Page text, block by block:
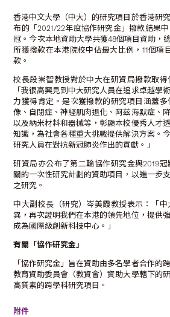
香港中文大學（中大）的研究項目於香港研
布的「2021/22年度協作研究金」撥款結果
冠。今次本地資助大學共獲48個項目資助，
所獲撥款在本港院校中佔最大比例，11個項
款。
校長段崇智教授對於中大在研資局撥款取得
「我很高興見到中大研究人員在追求卓越學
力獲得肯定。是次獲撥款的研究項目涵蓋
像、自閉症、神經肌肉退化、阿茲海默症、
以及納米材料和器械等，彰顯本校優秀人才
知識，為社會各種重大挑戰提供解決方案。
研究人員在對抗新冠肺炎作出的貢獻。」
研資局亦公布了第二輪協作研究金與2019
關的一次性研究計劃的資助項目，以進一步
之研究。
中大副校長（研究）岑美霞教授表示：「
異，再次證明我們在本港的領先地位，提供
成為國際級創新科技中心。」
有關「協作研究金」
「協作研究金」旨在資助由多名學者合作的
教育資助委員會（教資會）資助大學轄下的
高質素的跨學科研究項目。
附件